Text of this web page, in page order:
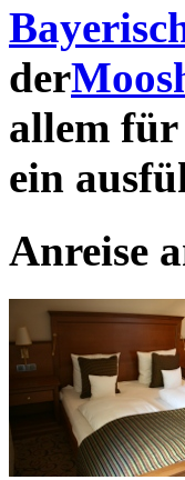
der
allem für
ein
Anreise